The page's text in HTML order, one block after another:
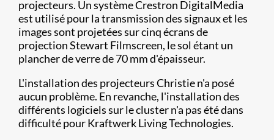
projecteurs. Un système Crestron DigitalMedia
est utilisé pour la transmission des signaux et les
images sont projetées sur cinq écrans de
projection Stewart Filmscreen, le sol étant un
plancher de verre de 70 mm d'épaisseur.
L'installation des projecteurs Christie n'a posé
aucun problème. En revanche, l'installation des
différents logiciels sur le cluster n'a pas été dans
difficulté pour Kraftwerk Living Technologies.